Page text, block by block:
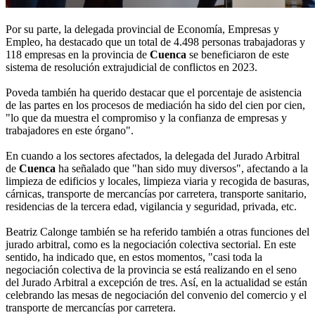
Por su parte, la delegada provincial de Economía, Empresas y
Empleo, ha destacado que un total de 4.498 personas trabajadoras y
118 empresas en la provincia de Cuenca se beneficiaron de este
sistema de resolución extrajudicial de conflictos en 2023.
Poveda también ha querido destacar que el porcentaje de asistencia
de las partes en los procesos de mediación ha sido del cien por cien,
"lo que da muestra el compromiso y la confianza de empresas y
trabajadores en este órgano".
En cuando a los sectores afectados, la delegada del Jurado Arbitral
de Cuenca ha señalado que "han sido muy diversos", afectando a la
limpieza de edificios y locales, limpieza viaria y recogida de basuras,
cárnicas, transporte de mercancías por carretera, transporte sanitario,
residencias de la tercera edad, vigilancia y seguridad, privada, etc.
Beatriz Calonge también se ha referido también a otras funciones del
jurado arbitral, como es la negociación colectiva sectorial. En este
sentido, ha indicado que, en estos momentos, "casi toda la
negociación colectiva de la provincia se está realizando en el seno
del Jurado Arbitral a excepción de tres. Así, en la actualidad se están
celebrando las mesas de negociación del convenio del comercio y el
transporte de mercancías por carretera.